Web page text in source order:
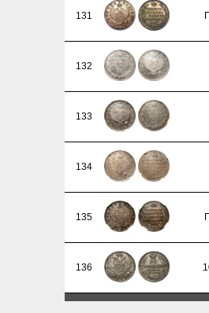
131
132
133
134
135
136